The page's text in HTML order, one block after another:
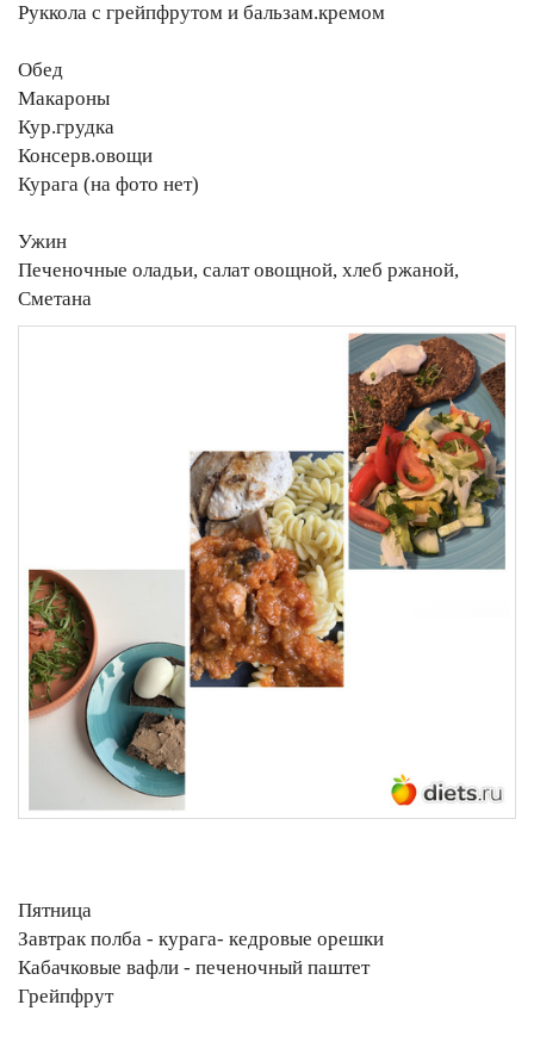
Руккола с грейпфрутом и бальзам.кремом
Обед
Макароны
Кур.грудка
Консерв.овощи
Курага (на фото нет)
Ужин
Печеночные оладьи, салат овощной, хлеб ржаной,
Сметана
Пятница
Завтрак полба - курага- кедровые орешки
Кабачковые вафли - печеночный паштет
Грейпфрут